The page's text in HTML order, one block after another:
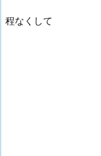
程なくして